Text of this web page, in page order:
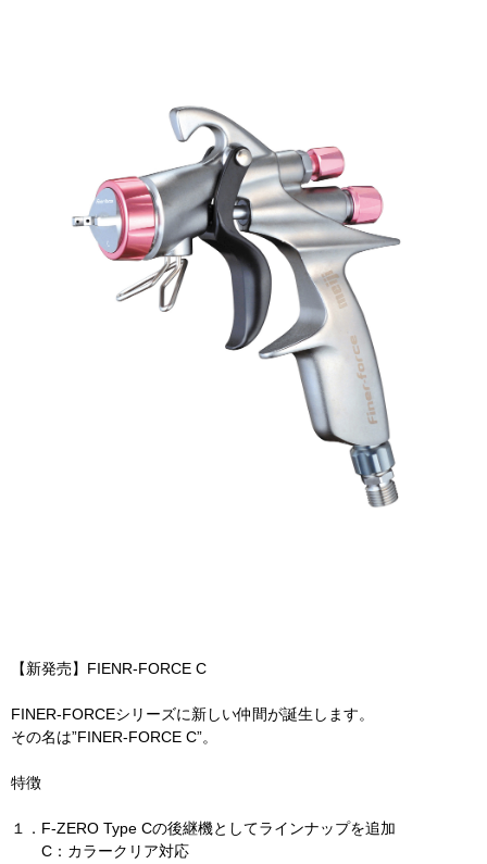
【新発売】FIENR-FORCE C
FINER-FORCEシリーズに新しい仲間が誕生します。
その名は”FINER-FORCE C”。
特徴
１．F-ZERO Type Cの後継機としてラインナップを追加
C：カラークリア対応